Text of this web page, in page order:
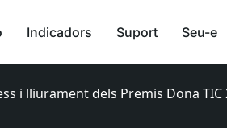
Indicadors Suport Seu-e
i lliurament dels Premis Dona TIC